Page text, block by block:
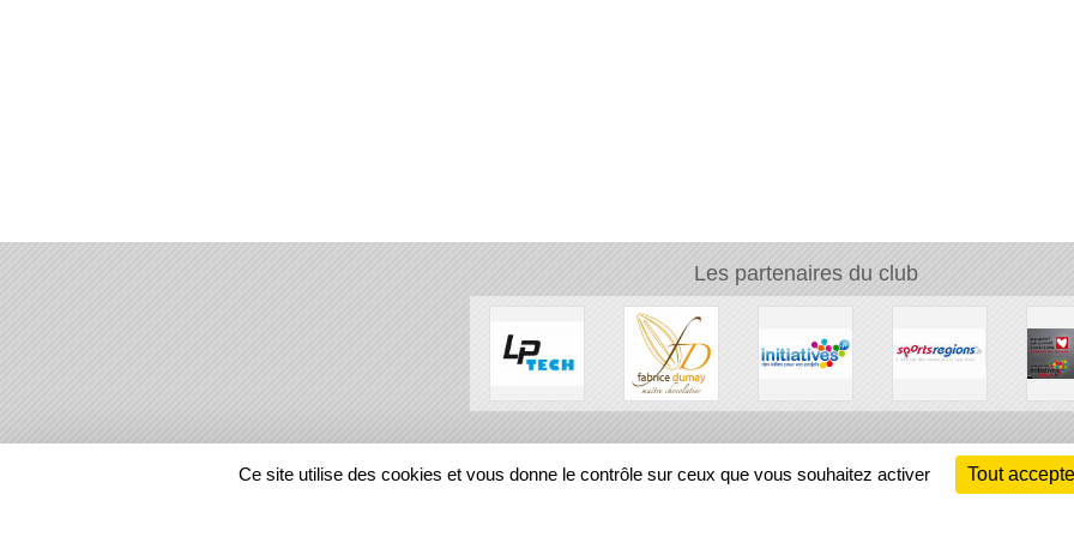
Les partenaires du club
REGIONS
Ce site utilise des cookies et vous donne le contrôle sur ceux que vous souhaitez activer Tout